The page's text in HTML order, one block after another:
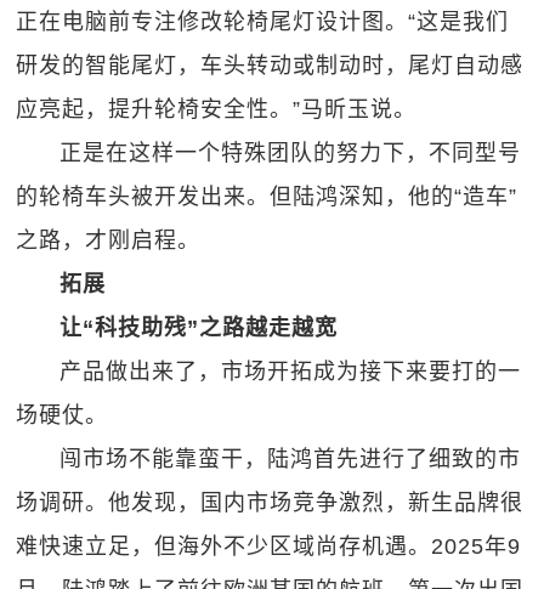
正在电脑前专注修改轮椅尾灯设计图。“这是我们
研发的智能尾灯，车头转动或制动时，尾灯自动感
应亮起，提升轮椅安全性。”马昕玉说。
正是在这样一个特殊团队的努力下，不同型号
的轮椅车头被开发出来。但陆鸿深知，他的“造车”
之路，才刚启程。
拓展
让“科技助残”之路越走越宽
产品做出来了，市场开拓成为接下来要打的一
场硬仗。
闯市场不能靠蛮干，陆鸿首先进行了细致的市
场调研。他发现，国内市场竞争激烈，新生品牌很
难快速立足，但海外不少区域尚存机遇。2025年9